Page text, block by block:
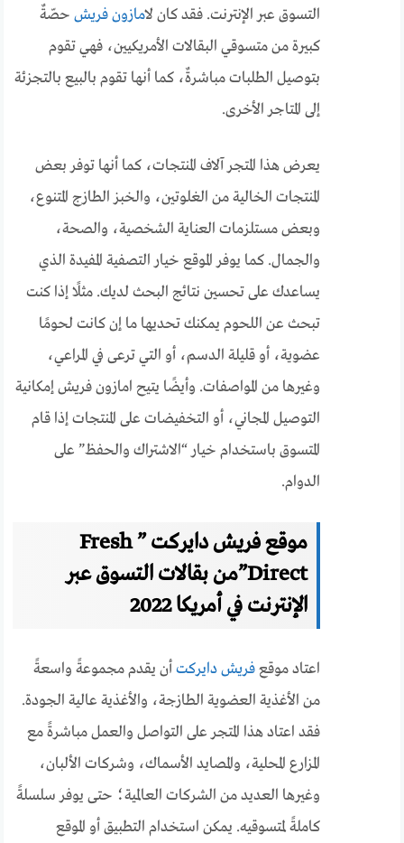
التسوق عبر الإنترنت. فقد كان لامازون فريش حصّةٌ
كبيرة من متسوقي البقالات الأمريكيين، فهي تقوم
بتوصيل الطلبات مباشرةٌ، كما أنها تقوم بالبيع بالتجزئة
إلى المتاجر الأخرى.
يعرض هذا المتجر آلاف المنتجات، كما أنها توفر بعض
المنتجات الخالية من الغلوتين، والخبز الطازج المتنوع،
وبعض مستلزمات العناية الشخصية، والصحة،
والجمال.كما يوفر الموقع خيار التصفية المفيدة الذي
يساعدك على تحسين نتائج البحث لديك. مثلًا إذا كنت
تبحث عن اللحوم يمكنك تحديها ما إن كانت لحومًا
عضوية، أو قليلة الدسم، أو التي ترعى في المراعي،
وغيرها من المواصفات. وأيضًا يتيح امازون فريش إمكانية
التوصيل المجاني، أو التخفيضات على المنتجات إذا قام
المتسوق باستخدام خيار “الاشتراك والحفظ” على
الدوام.
موقع فريش دايركت ” Fresh
Direct”من بقالات التسوق عبر
الإنترنت في أمريكا 2022
اعتاد موقعفريش دايركت أن يقدم مجموعةً واسعةً
من الأغذية العضوية الطازجة، والأغذية عالية الجودة.
فقد اعتاد هذا المتجر على التواصل والعمل مباشرةً مع
المزارع المحلية، والمصايد الأسماك، وشركات الألبان،
وغيرها العديد من الشركات العالمية؛ حتى يوفر سلسلةً
كاملةً لمتسوقيه. يمكن استخدام التطبيق أو الموقع